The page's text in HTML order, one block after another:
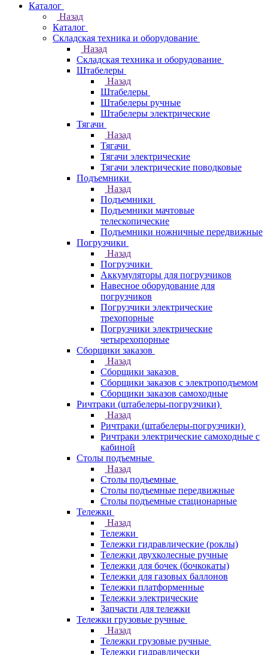
Каталог
Назад
Каталог
Складская техника и оборудование
Назад
Складская техника и оборудование
Штабелеры
Назад
Штабелеры
Штабелеры ручные
Штабелеры электрические
Тягачи
Назад
Тягачи
Тягачи электрические
Тягачи электрические поводковые
Подъемники
Назад
Подъемники
Подъемники мачтовые
телескопические
Подъемники ножничные передвижные
Погрузчики
Назад
Погрузчики
Аккумуляторы для погрузчиков
Навесное оборудование для
погрузчиков
Погрузчики электрические
трехопорные
Погрузчики электрические
четырехопорные
Сборщики заказов
Назад
Сборщики заказов
Сборщики заказов с электроподъемом
Сборщики заказов самоходные
Ричтраки (штабелеры-погрузчики)
Назад
Ричтраки (штабелеры-погрузчики)
Ричтраки электрические самоходные с
кабиной
Столы подъемные
Назад
Столы подъемные
Столы подъемные передвижные
Столы подъемные стационарные
Тележки
Назад
Тележки
Тележки гидравлические (роклы)
Тележки двухколесные ручные
Тележки для бочек (бочкокаты)
Тележки для газовых баллонов
Тележки платформенные
Тележки электрические
Запчасти для тележки
Тележки грузовые ручные
Назад
Тележки грузовые ручные
Тележки гидравлически